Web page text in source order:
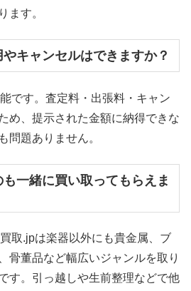
ます。
キャンセルはできますか？
です。査定料・出張料・キャン
め、提示された金額に納得できな
問題ありません。
一緒に買い取ってもらえま
取.jpは楽器以外にも貴金属、ブ
骨董品など幅広いジャンルを取り
す。引っ越しや生前整理などで他